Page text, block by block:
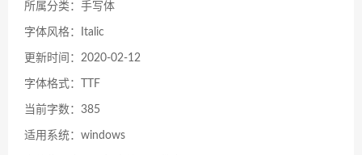
所属分类：手写体
字体风格：Italic
更新时间：2020-02-12
字体格式：TTF
当前字数：385
适用系统：windows